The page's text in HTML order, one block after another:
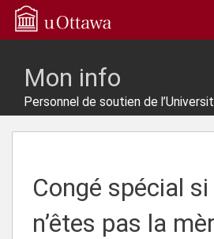
Mon info
Personnel de soutien de
Congé spécial
n’êtes pas la